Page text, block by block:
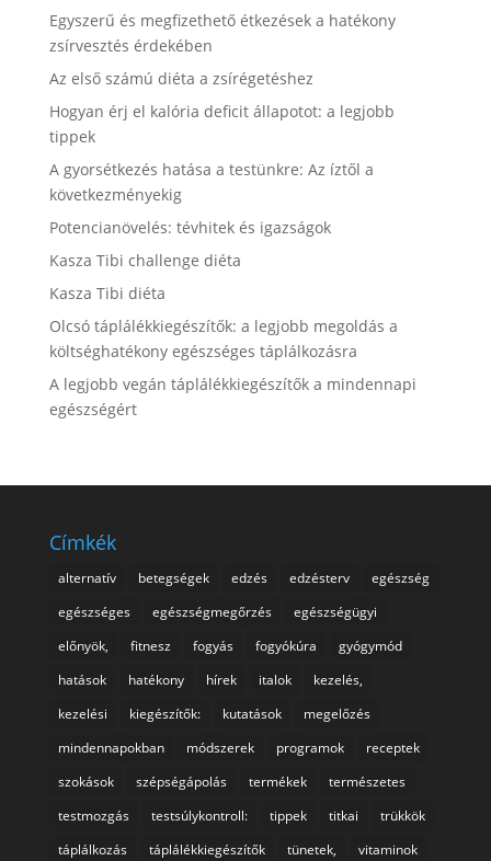
Egyszerű és megfizethető étkezések a hatékony
zsírvesztés érdekében
Az első számú diéta a zsírégetéshez
Hogyan érj el kalória deficit állapotot: a legjobb
tippek
A gyorsétkezés hatása a testünkre: Az íztől a
következményekig
Potencianövelés: tévhitek és igazságok
Kasza Tibi challenge diéta
Kasza Tibi diéta
Olcsó táplálékkiegészítők: a legjobb megoldás a
költséghatékony egészséges táplálkozásra
A legjobb vegán táplálékkiegészítők a mindennapi
egészségért
Címkék
alternatív betegségek edzés edzésterv
egészség
egészséges
egészségmegőrzés
egészségügyi
előnyök,
fitnesz fogyás fogyókúra
gyógymód
hatások
hatékony hírek italok
kezelés,
kezelési
kiegészítők: kutatások
megelőzés
mindennapokban
módszerek programok
receptek
szokások
szépségápolás termékek
természetes
testmozgás
testsúlykontroll: tippek titkai
trükkök
táplálkozás
táplálékkiegészítők tünetek,
vitaminok